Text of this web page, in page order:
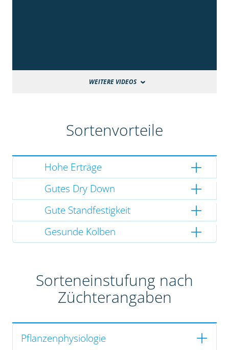
WEITERE VIDEOS
Sortenvorteile
Hohe Erträge
Gutes Dry Down
Gute Standfestigkeit
Gesunde Kolben
Sorteneinstufung nach
Züchterangaben
Pflanzenphysiologie